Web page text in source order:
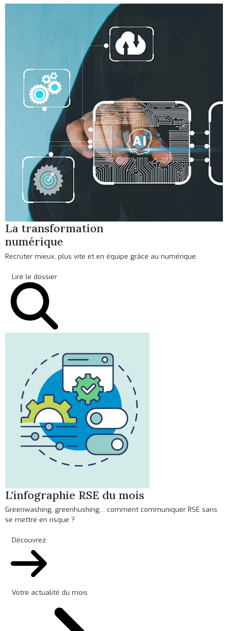
La transformation
numérique
Recruter mieux, plus vite et en équipe grâce au numérique.
Lire le dossier
L'infographie RSE du mois
Greenwashing, greenhushing… comment communiquer RSE sans
se mettre en risque ?
Découvrez
Votre actualité du mois